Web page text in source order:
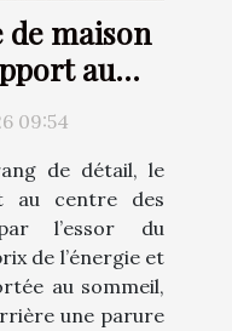
maison
au
09:54
de détail, le
au centre des
l’essor du
de l’énergie et
au sommeil,
une parure